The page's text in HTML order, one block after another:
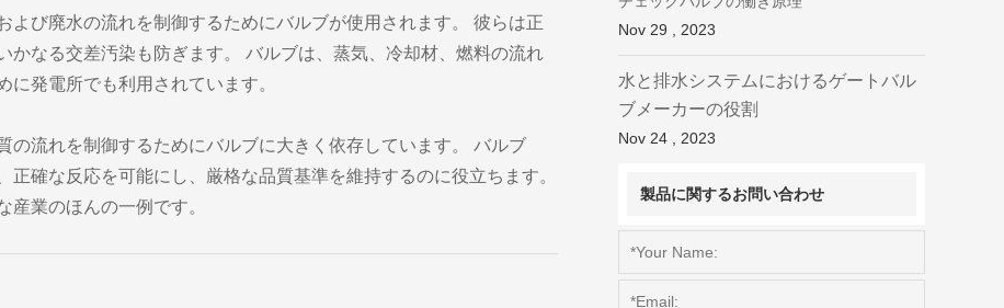
よび廃水の流れを制御するためにバルブが使用されます。 彼らは正
かなる交差汚染も防ぎます。 バルブは、蒸気、冷却材、燃料の流れ
発電所でも利用されています。
の流れを制御するためにバルブに大きく依存しています。 バルブ
確な反応を可能にし、厳格な品質基準を維持するのに役立ちます。
産業のほんの一例です。
Nov 29 , 2023
水と排水システムにおけるゲートバル
ブメーカーの役割
Nov 24 , 2023
製品に関するお問い合わせ